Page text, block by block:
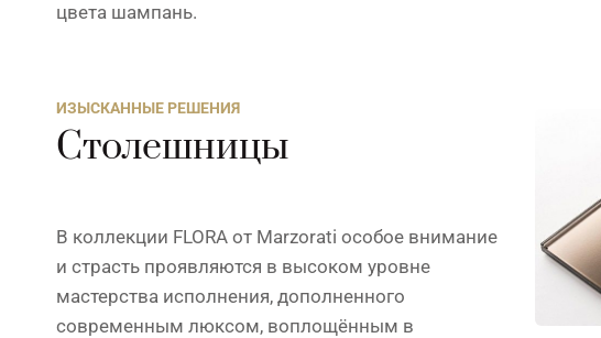
цвета шампань.
ИЗЫСКАННЫЕ РЕШЕНИЯ
Столешницы
В коллекции FLORA от Marzorati особое внимание
и страсть проявляются в высоком уровне
мастерства исполнения, дополненного
современным люксом, воплощённым в